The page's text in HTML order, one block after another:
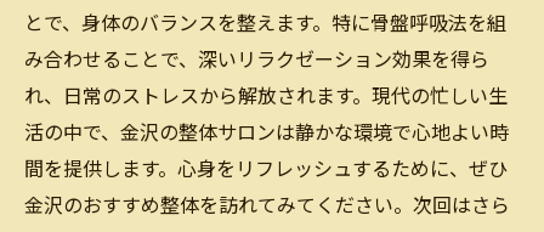
とで、身体のバランスを整えます。特に骨盤呼吸法を組
み合わせることで、深いリラクゼーション効果を得ら
れ、日常のストレスから解放されます。現代の忙しい生
活の中で、金沢の整体サロンは静かな環境で心地よい時
間を提供します。心身をリフレッシュするために、ぜひ
金沢のおすすめ整体を訪れてみてください。次回はさら